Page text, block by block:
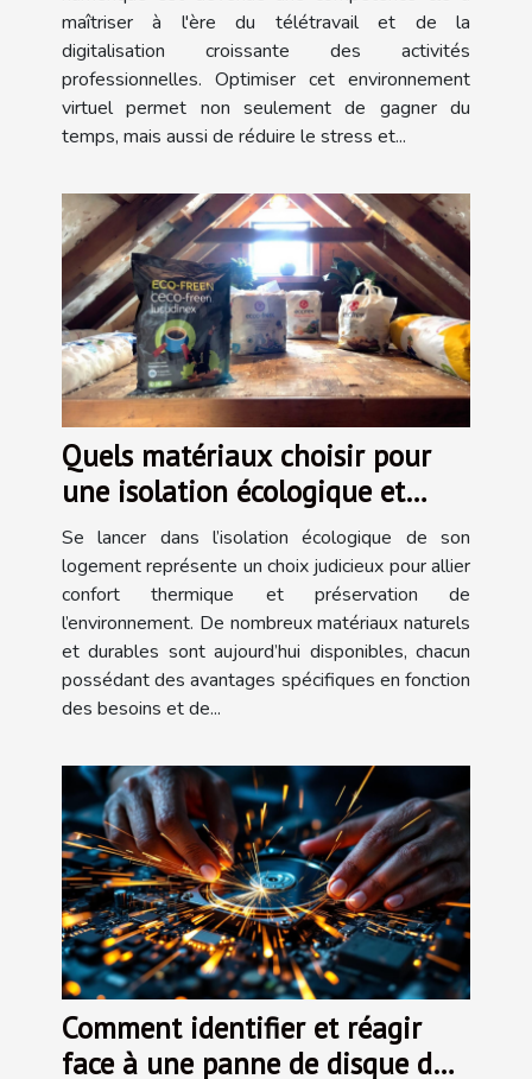
maîtriser à l'ère du télétravail et de la
digitalisation croissante des activités
professionnelles. Optimiser cet environnement
virtuel permet non seulement de gagner du
temps, mais aussi de réduire le stress et...
Quels matériaux choisir pour
une isolation écologique et
efficace ?
Se lancer dans l’isolation écologique de son
logement représente un choix judicieux pour allier
confort thermique et préservation de
l’environnement. De nombreux matériaux naturels
et durables sont aujourd’hui disponibles, chacun
possédant des avantages spécifiques en fonction
des besoins et de...
Comment identifier et réagir
face à une panne de disque dur